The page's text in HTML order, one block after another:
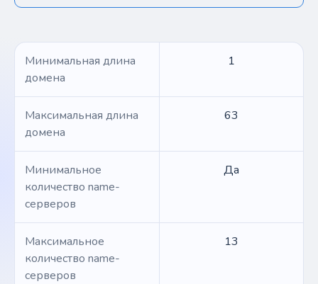
Минимальная длина
домена
1
Максимальная длина
домена
63
Минимальное
количество name-
серверов
Да
Максимальное
количество name-
серверов
13